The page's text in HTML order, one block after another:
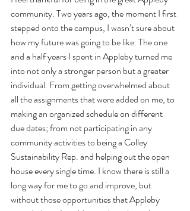
community. Two years ago, the moment I first
stepped onto the campus, I wasn’t sure about
how my future was going to be like. The one
and a half years I spent in Appleby turned me
into not only a stronger person but a greater
individual. From getting overwhelmed about
all the assignments that were added on me, to
making an organized schedule on different
due dates; from not participating in any
community activities to being a Colley
Sustainability Rep. and helping out the open
house every single time. I know there is still a
long way for me to go and improve, but
without those opportunities that Appleby